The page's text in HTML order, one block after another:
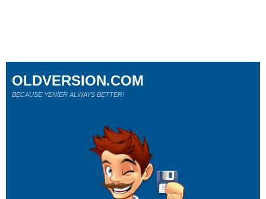
OLDVERSION.COM
BECAUSE YENİER ALWAYS BETTER!